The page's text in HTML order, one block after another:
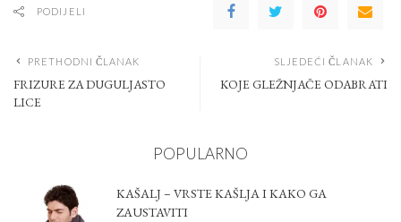
PODIJELI
PRETHODNI ČLANAK
FRIZURE ZA DUGULJASTO
LICE
SLJEDEĆI ČLANAK
KOJE GLEŽNJAČE ODABRATI
POPULARNO
KAŠALJ – VRSTE KAŠLJA I KAKO GA
ZAUSTAVITI